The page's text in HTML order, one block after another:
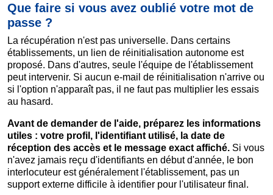
Que faire si vous avez oublié votre mot de
passe ?
La récupération n'est pas universelle. Dans certains
établissements, un lien de réinitialisation autonome est
proposé. Dans d'autres, seule l'équipe de l'établissement
peut intervenir. Si aucun e-mail de réinitialisation n'arrive ou
si l'option n'apparaît pas, il ne faut pas multiplier les essais
au hasard.
Avant de demander de l'aide, préparez les informations
utiles : votre profil, l'identifiant utilisé, la date de
réception des accès et le message exact affiché. Si vous
n'avez jamais reçu d'identifiants en début d'année, le bon
interlocuteur est généralement l'établissement, pas un
support externe difficile à identifier pour l'utilisateur final.